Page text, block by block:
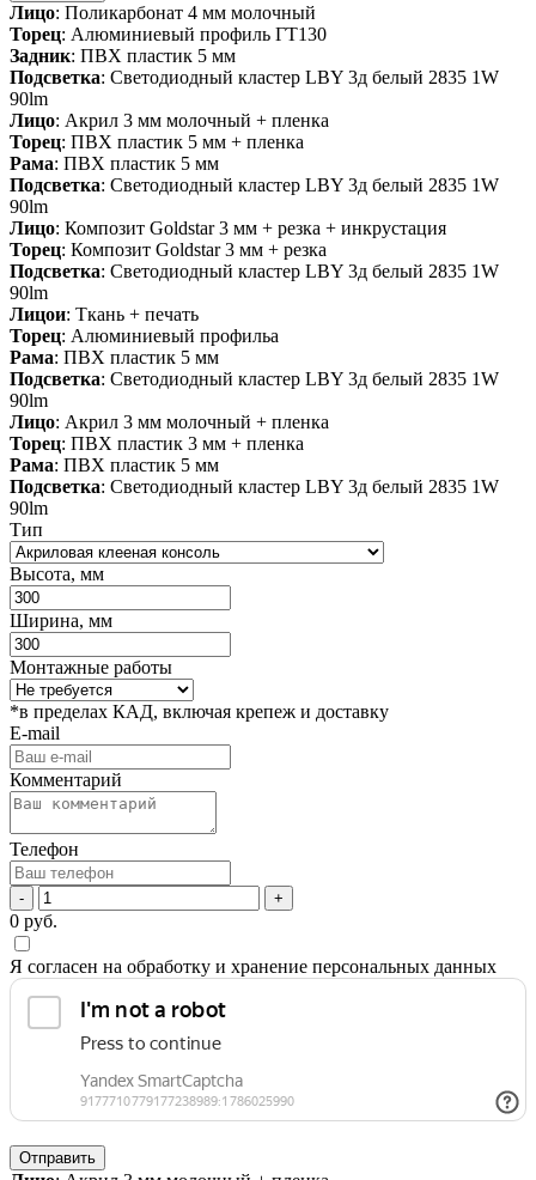
Лицо: Поликарбонат 4 мм молочный
Торец: Алюминиевый профиль ГТ130
Задник: ПВХ пластик 5 мм
Подсветка: Светодиодный кластер LBY 3д белый 2835 1W
90lm
Лицо: Акрил 3 мм молочный + пленка
Торец: ПВХ пластик 5 мм + пленка
Рама: ПВХ пластик 5 мм
Подсветка: Светодиодный кластер LBY 3д белый 2835 1W
90lm
Лицо: Композит Goldstar 3 мм + резка + инкрустация
Торец: Композит Goldstar 3 мм + резка
Подсветка: Светодиодный кластер LBY 3д белый 2835 1W
90lm
Лицои: Ткань + печать
Торец: Алюминиевый профильа
Рама: ПВХ пластик 5 мм
Подсветка: Светодиодный кластер LBY 3д белый 2835 1W
90lm
Лицо: Акрил 3 мм молочный + пленка
Торец: ПВХ пластик 3 мм + пленка
Рама: ПВХ пластик 5 мм
Подсветка: Светодиодный кластер LBY 3д белый 2835 1W
90lm
Тип
Высота, мм
Ширина, мм
Монтажные работы
*в пределах КАД, включая крепеж и доставку
E-mail
Комментарий
Телефон
- +
0 руб.
Я согласен на обработку и хранение персональных данных
Отправить